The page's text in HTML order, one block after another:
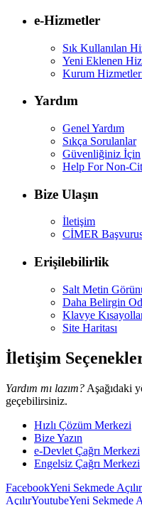
e-Hizmetler
Sık Kullanılan
Yeni Eklenen
Kurum
Yardım
Genel Yardım
Sıkça Sorulanlar
Güvenliğiniz İçin
Help For Non-
Bize Ulaşın
İletişim
CİMER
Erişilebilirlik
Salt Metin
Daha Belirgin
Klavye
Site Haritası
İletişim
Yardım mı lazım? Aşağıdaki
geçebilirsiniz.
Hızlı Çözüm Merkezi
Bize Yazın
e-Devlet Çağrı Merkezi
Engelsiz Çağrı Merkezi
FacebookYeni Sekmede Açılır
AçılırYoutubeYeni Sekmede